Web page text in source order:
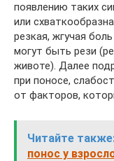
появлению таких
или
резкая, жгучая
могут быть рези
животе). Далее
при поносе,
от факторов,
Читайте
понос у